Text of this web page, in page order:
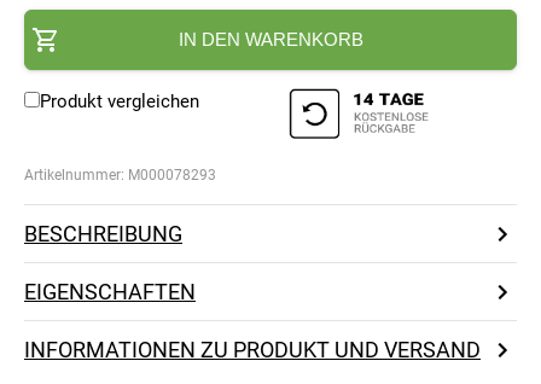
IN DEN WARENKORB
Produkt vergleichen
Artikelnummer: M000078293
BESCHREIBUNG
EIGENSCHAFTEN
INFORMATIONEN ZU PRODUKT UND VERSAND